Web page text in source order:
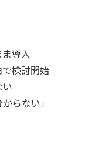
導入
で検討開始
らない」